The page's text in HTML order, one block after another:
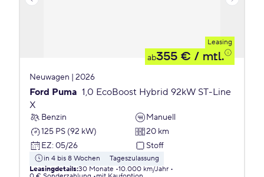
Leasing
ab355 € / mtl.
Neuwagen | 2026
Ford Puma 1,0 EcoBoost Hybrid 92kW ST-Line
X
Benzin
Manuell
125 PS (92 kW)
20 km
EZ: 05/26 Stoff
in 4 bis 8 Wochen
Tageszulassung
Leasingdetails:30 Monate 10.000 km/Jahr